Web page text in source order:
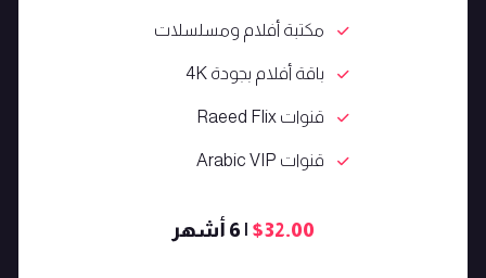
مكتبة أفلام ومسلسلات
باقة أفلام بجودة 4K
قنوات Raeed Flix
قنوات Arabic VIP
$32.00 | 6 أشهر